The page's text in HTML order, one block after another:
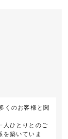
くのお客様と関
人ひとりとのご
築いていま